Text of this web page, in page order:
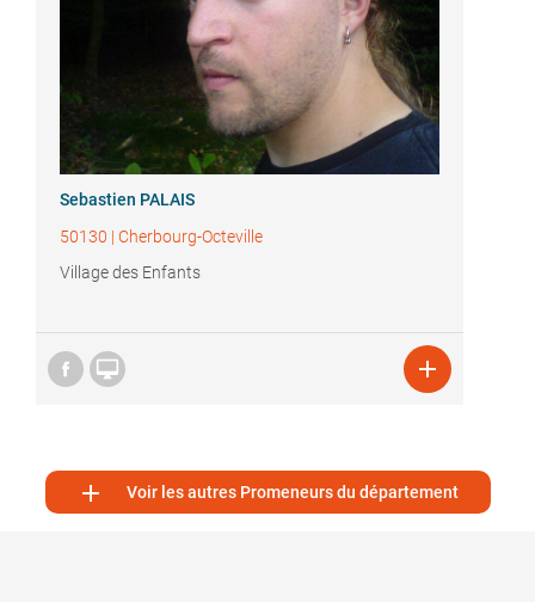
Sebastien PALAIS
50130 | Cherbourg-Octeville
Village des Enfants
 
 Voir les autres Promeneurs du département